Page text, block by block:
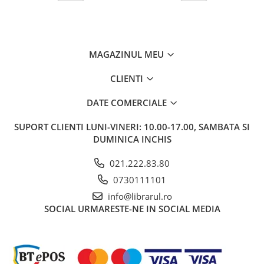
Carti de colorat pentru adulti
Cursuri universitare
Al Doilea Razboi Mondial
Biografii, memorii si jurnale
MAGAZINUL MEU
CLIENTI
DATE COMERCIALE
SUPORT CLIENTI LUNI-VINERI: 10.00-17.00, SAMBATA SI
DUMINICA INCHIS
021.222.83.80
0730111101
info@librarul.ro
SOCIAL URMARESTE-NE IN SOCIAL MEDIA